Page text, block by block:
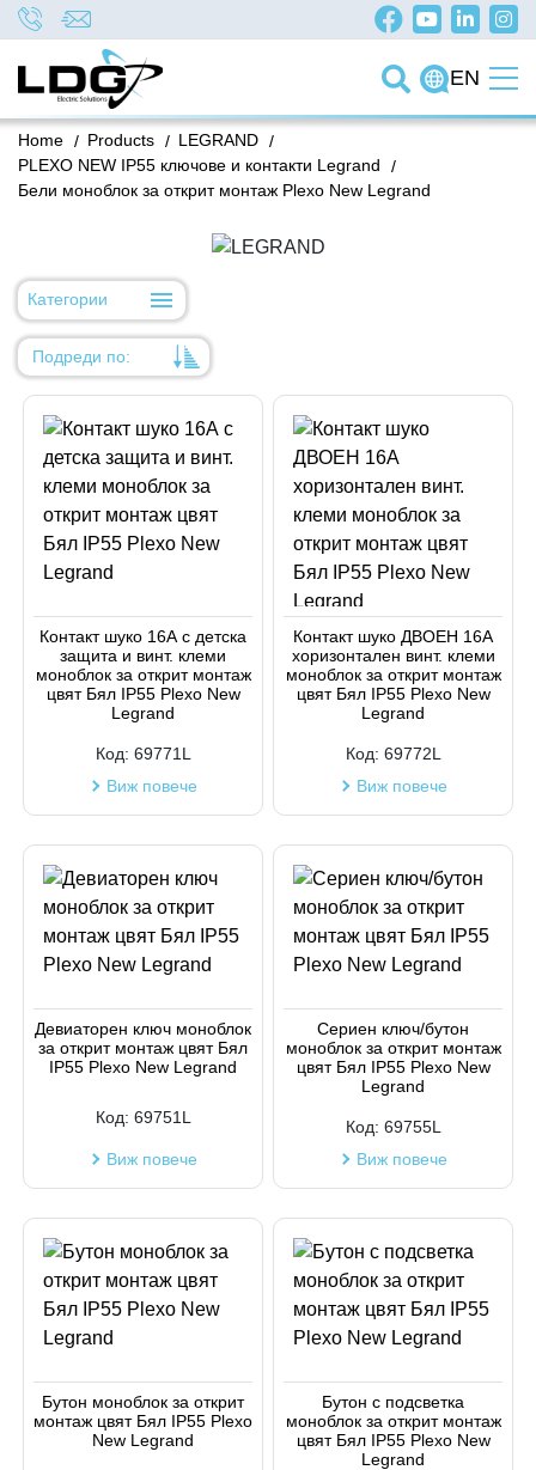
EN
/
Home /
Products /
LEGRAND
/
PLEXO NEW IP55 ключове и контакти Legrand
Бели моноблок за открит монтаж Plexo New Legrand
Категории
Подреди по:
Име
Код на артикул
Код на артикул
Контакт шуко 16А с детска
защита и винт. клеми
моноблок за открит монтаж
цвят Бял IP55 Plexo New
Legrand
Код: 69771L
Виж повече
Контакт шуко ДВОЕН 16А
хоризонтален винт. клеми
моноблок за открит монтаж
цвят Бял IP55 Plexo New
Legrand
Код: 69772L
Виж повече
Девиаторен ключ моноблок
за открит монтаж цвят Бял
IP55 Plexo New Legrand
Код: 69751L
Виж повече
Сериен ключ/бутон
моноблок за открит монтаж
цвят Бял IP55 Plexo New
Legrand
Код: 69755L
Виж повече
Бутон моноблок за открит
монтаж цвят Бял IP55 Plexo
New Legrand
Бутон с подсветка
моноблок за открит монтаж
цвят Бял IP55 Plexo New
Legrand